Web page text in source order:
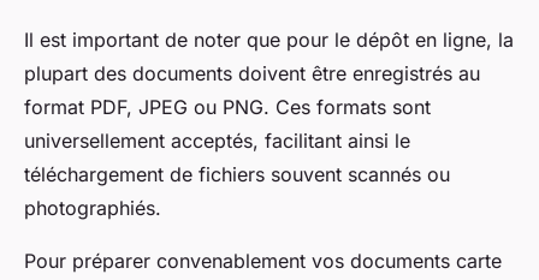
Il est important de noter que pour le dépôt en ligne, la
plupart des documents doivent être enregistrés au
format PDF, JPEG ou PNG. Ces formats sont
universellement acceptés, facilitant ainsi le
téléchargement de fichiers souvent scannés ou
photographiés.
Pour préparer convenablement vos documents carte